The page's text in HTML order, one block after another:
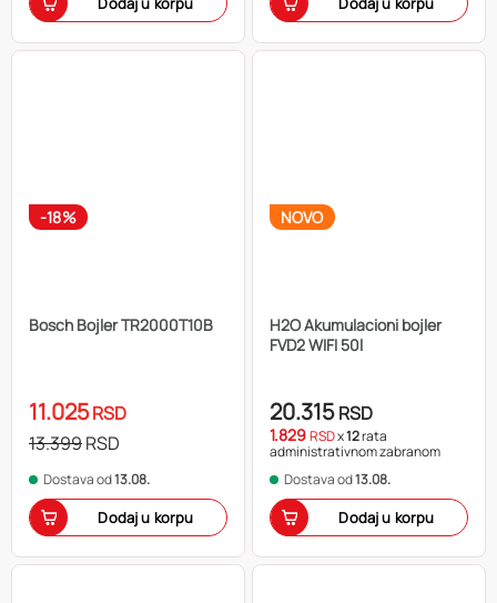
-18%
Bosch Bojler TR2000T10B
11.025RSD
13.399RSD
Dostava od13.08.
Dodaj u korpu
NOVO
H2O Akumulacioni bojler
FVD2 WIFI 50l
20.315RSD
1.829RSDx12rata
administrativnom zabranom
Dostava od13.08.
Dodaj u korpu